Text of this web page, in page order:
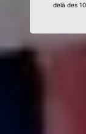
delà des